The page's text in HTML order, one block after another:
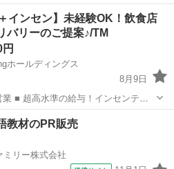
載してるので是非ご覧になってみて
ト
インセン】未経験OK！飲食店
バリーのご提案♪/TM
ホールディングス
8月9日
■ 超高水準の給与！インセンティ
でも慣れてくれば1日平均1件獲得し
ンライン
教材のPR販売
ミリー株式会社